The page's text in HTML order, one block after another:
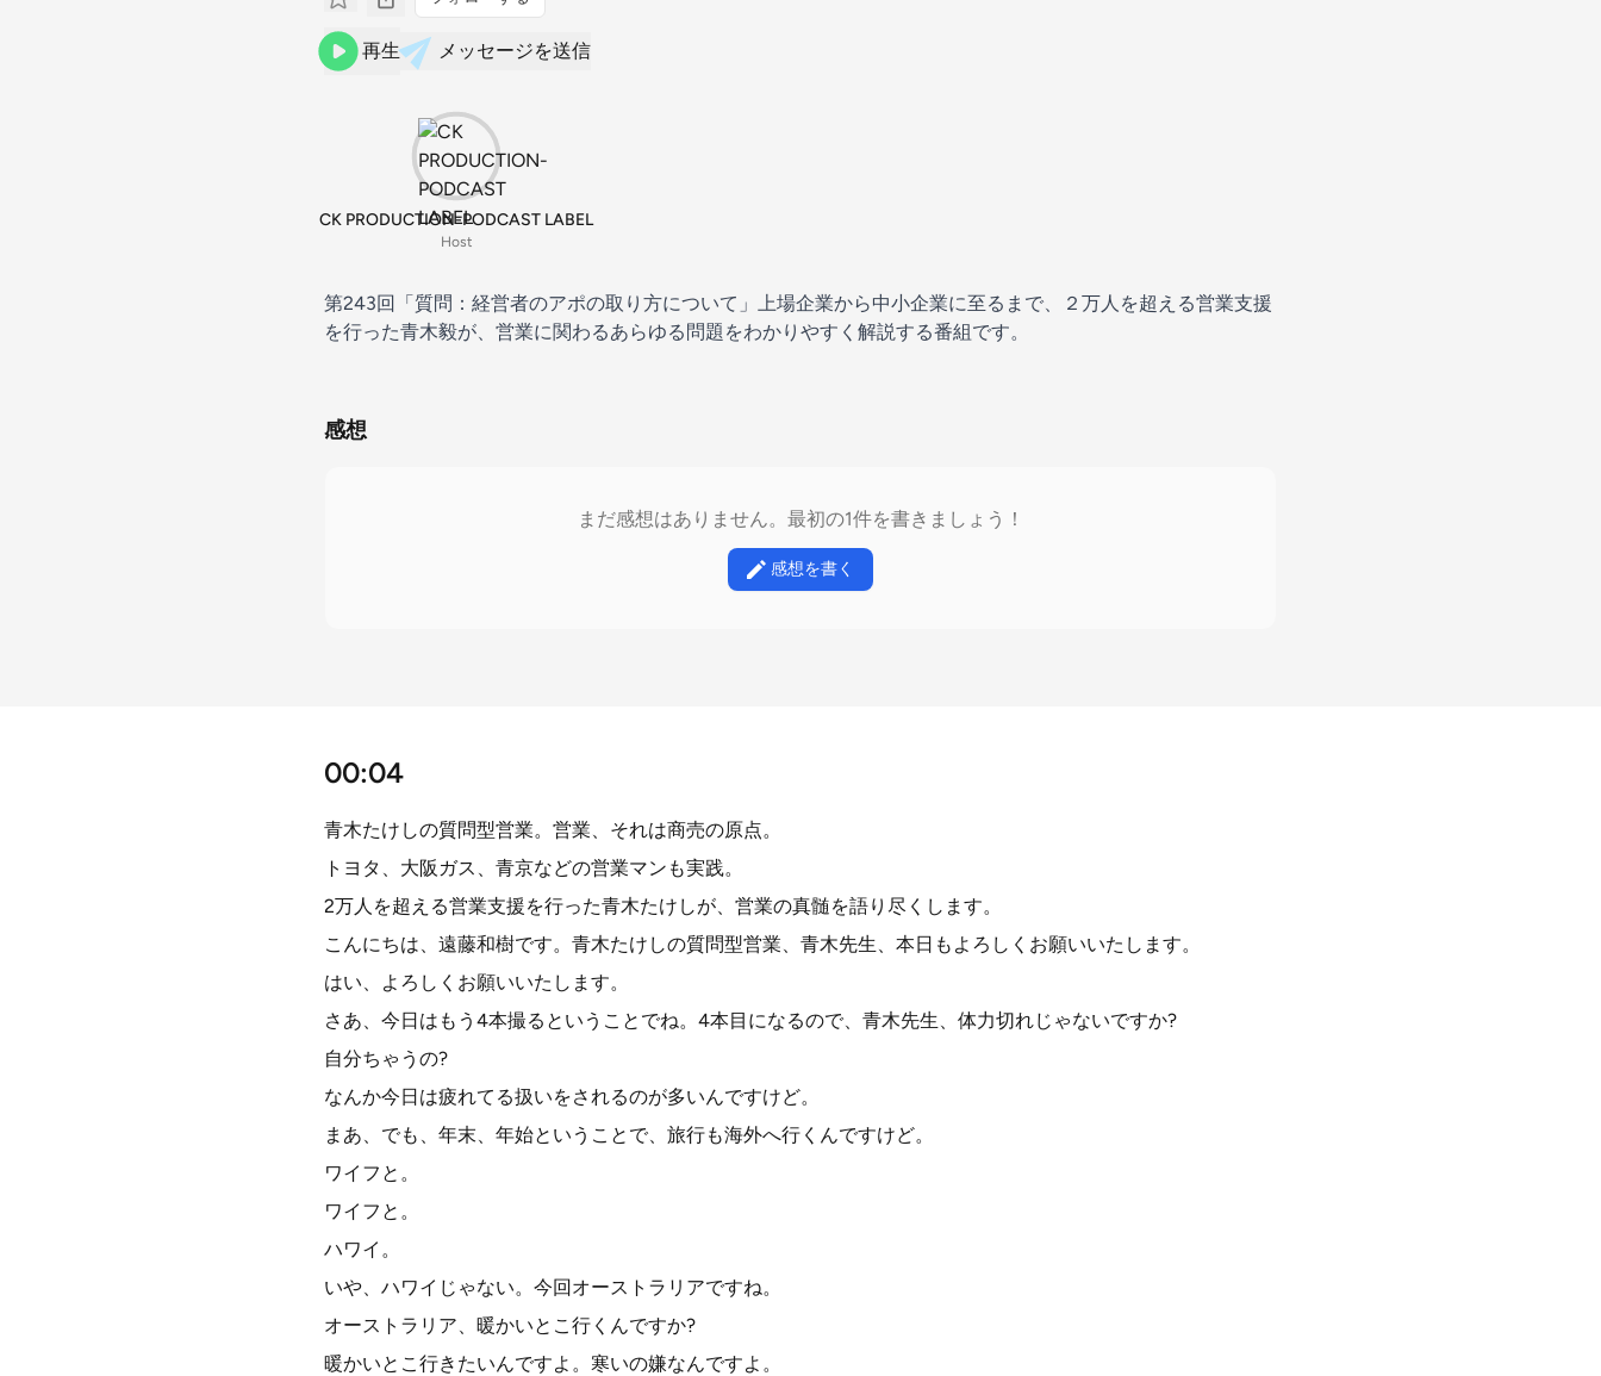
再生 メッセージを送信
CK PRODUCTION-PODCAST LABEL
Host
第243回「質問：経営者のアポの取り方について」上場企業から中小企業に至るまで、２万人を超える営業支援
を行った青木毅が、営業に関わるあらゆる問題をわかりやすく解説する番組です。
感想
まだ感想はありません。最初の1件を書きましょう！
感想を書く
00:04
青木たけしの質問型営業。営業、それは商売の原点。
トヨタ、大阪ガス、青京などの営業マンも実践。
2万人を超える営業支援を行った青木たけしが、営業の真髄を語り尽くします。
こんにちは、遠藤和樹です。青木たけしの質問型営業、青木先生、本日もよろしくお願いいたします。
はい、よろしくお願いいたします。
さあ、今日はもう4本撮るということでね。4本目になるので、青木先生、体力切れじゃないですか?
自分ちゃうの?
なんか今日は疲れてる扱いをされるのが多いんですけど。
まあ、でも、年末、年始ということで、旅行も海外へ行くんですけど。
ワイフと。
ワイフと。
ハワイ。
いや、ハワイじゃない。今回オーストラリアですね。
オーストラリア、暖かいとこ行くんですか?
暖かいとこ行きたいんですよ。寒いの嫌なんですよ。